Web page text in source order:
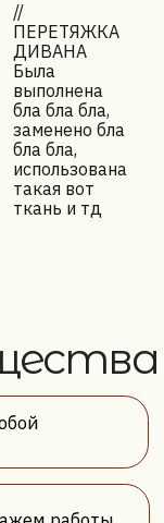
//
ПЕРЕТЯЖКА
ДИВАНА
Была
выполнена
бла бла бла,
заменено бла
бла бла,
использована
такая вот
ткань и тд